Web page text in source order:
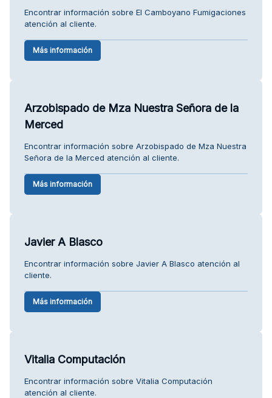
Encontrar información sobre El Camboyano Fumigaciones
atención al cliente.
Más información
Arzobispado de Mza Nuestra Señora de la
Merced
Encontrar información sobre Arzobispado de Mza Nuestra
Señora de la Merced atención al cliente.
Más información
Javier A Blasco
Encontrar información sobre Javier A Blasco atención al
cliente.
Más información
Vitalia Computación
Encontrar información sobre Vitalia Computación
atención al cliente.